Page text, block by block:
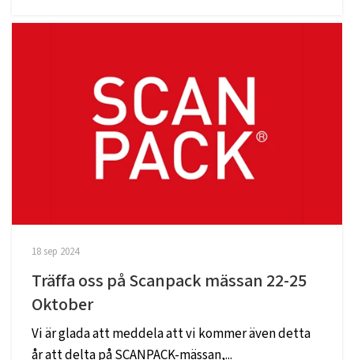
18 sep 2024
Träffa oss på Scanpack mässan 22-25
Oktober
Vi är glada att meddela att vi kommer även detta
år att delta på SCANPACK-mässan,...